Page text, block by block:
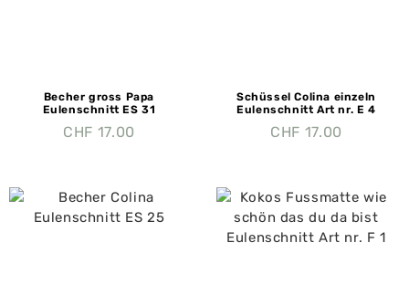
Becher gross Papa
Eulenschnitt ES 31
CHF 17.00
Schüssel Colina einzeln
Eulenschnitt Art nr. E 4
CHF 17.00